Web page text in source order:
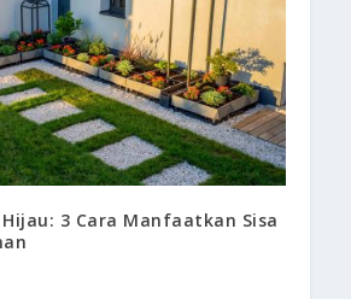
3 Cara Manfaatkan Sisa